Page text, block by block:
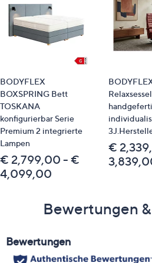
BODYFLEX
BOXSPRING Bett
TOSKANA
konfigurierbar Serie
Premium 2 integrierte
Lampen
€ 2,799,00 - €
4,099,00
€
Bewertungen